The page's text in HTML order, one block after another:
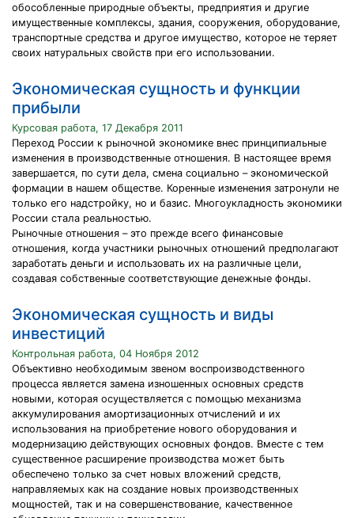
обособленные природные объекты, предприятия и другие
имущественные комплексы, здания, сооружения, оборудование,
транспортные средства и другое имущество, которое не теряет
своих натуральных свойств при его использовании.
Экономическая сущность и функции
прибыли
Курсовая работа, 17 Декабря 2011
Переход России к рыночной экономике внес принципиальные
изменения в производственные отношения. В настоящее время
завершается, по сути дела, смена социально – экономической
формации в нашем обществе. Коренные изменения затронули не
только его надстройку, но и базис. Многоукладность экономики
России стала реальностью.
Рыночные отношения – это прежде всего финансовые
отношения, когда участники рыночных отношений предполагают
заработать деньги и использовать их на различные цели,
создавая собственные соответствующие денежные фонды.
Экономическая сущность и виды
инвестиций
Контрольная работа, 04 Ноября 2012
Объективно необходимым звеном воспроизводственного
процесса является замена изношенных основных средств
новыми, которая осуществляется с помощью механизма
аккумулирования амортизационных отчислений и их
использования на приобретение нового оборудования и
модернизацию действующих основных фондов. Вместе с тем
существенное расширение производства может быть
обеспечено только за счет новых вложений средств,
направляемых как на создание новых производственных
мощностей, так и на совершенствование, качественное